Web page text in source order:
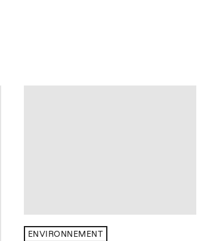
ENVIRONNEMENT